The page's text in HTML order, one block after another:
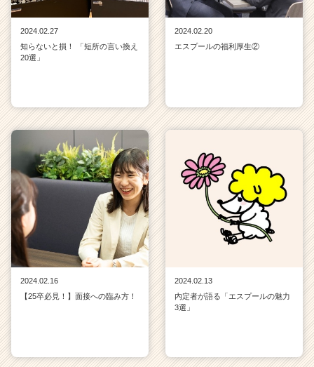
2024.02.27
知らないと損！ 「短所の言い換え
20選」
2024.02.20
エスプールの福利厚生②
2024.02.16
【25卒必見！】面接への臨み方！
2024.02.13
内定者が語る「エスプールの魅力
3選」